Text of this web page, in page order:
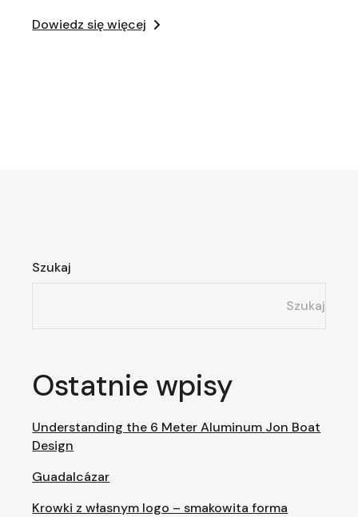
Dowiedz się więcej
Szukaj
Szukaj
Ostatnie wpisy
Understanding the 6 Meter Aluminum Jon Boat
Design
Guadalcázar
Krowki z własnym logo – smakowita forma